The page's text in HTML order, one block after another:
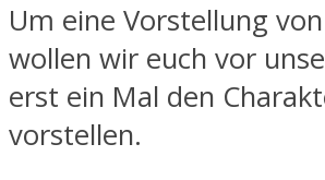
Um eine Vorstellung
wollen wir euch vor
erst ein Mal den
vorstellen.